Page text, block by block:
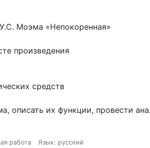
Моэма «Непокоренная»
произведения
средств
описать их функции, провести
работа Язык: русский